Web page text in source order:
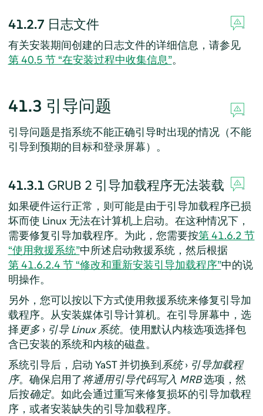
41.2.7 日志文件
有关安装期间创建的日志文件的详细信息，请参见
第 40.5 节 “在安装过程中收集信息”。
41.3 引导问题
引导问题是指系统不能正确引导时出现的情况（不能
引导到预期的目标和登录屏幕）。
41.3.1 GRUB 2 引导加载程序无法装载
如果硬件运行正常，则可能是由于引导加载程序已损
坏而使 Linux 无法在计算机上启动。在这种情况下，
需要修复引导加载程序。为此，您需要按第 41.6.2 节
“使用救援系统”中所述启动救援系统，然后根据
第 41.6.2.4 节 “修改和重新安装引导加载程序”中的说
明操作。
另外，您可以按以下方式使用救援系统来修复引导加
载程序。从安装媒体引导计算机。在引导屏幕中，选
择 更多› 引导 Linux 系统。使用默认内核选项选择包
含已安装的系统和内核的磁盘。
系统引导后，启动 YaST 并切换到系统› 引导加载程
序。确保启用了将通用引导代码写入 MRB选项，然
后按确定。如此会通过重写来修复损坏的引导加载程
序，或者安装缺失的引导加载程序。